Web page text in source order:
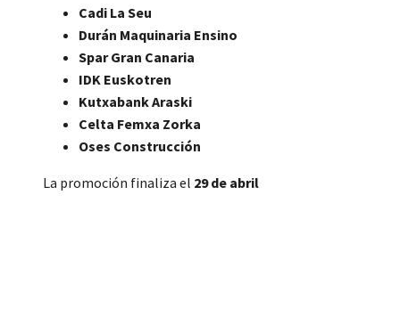
Cadi La Seu
Durán Maquinaria Ensino
Spar Gran Canaria
IDK Euskotren
Kutxabank Araski
Celta Femxa Zorka
Oses Construcción
La promoción finaliza el 29 de abril